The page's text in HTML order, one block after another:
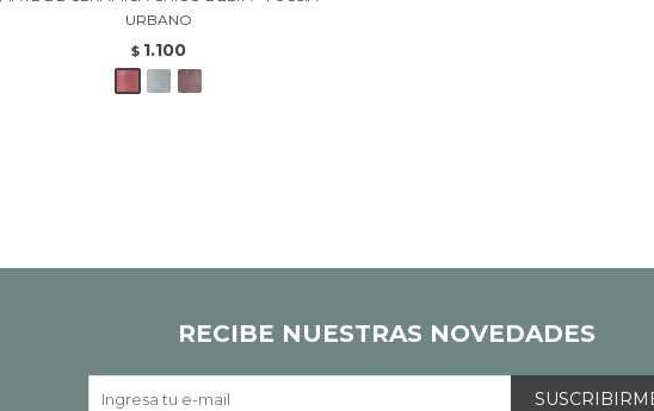
URBANO
$ 1.100
RECIBE NUESTRAS NOVEDADES